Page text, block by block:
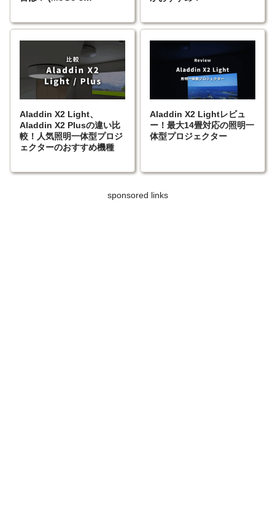
Aladdin X2 Light、
Aladdin X2 Plusの違い比
較！人気照明一体型プロジ
ェクターのおすすめ機種
Aladdin X2 Lightレビュ
ー！最大14畳対応の照明一
体型プロジェクター
sponsored links